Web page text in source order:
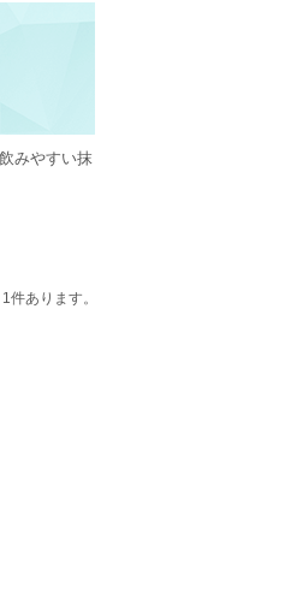
みやすい抹
1件あります。